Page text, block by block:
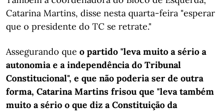
Catarina Martins, disse nesta quarta-feira "esperar
que o presidente do TC se retrate."
Assegurando que o partido "leva muito a sério a
autonomia e a independência do Tribunal
Constitucional", e que não poderia ser de outra
forma, Catarina Martins frisou que "leva também
muito a sério o que diz a Constituição da